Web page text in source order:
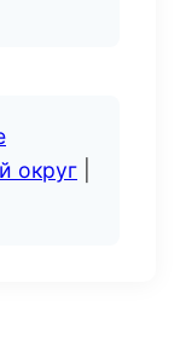
округ